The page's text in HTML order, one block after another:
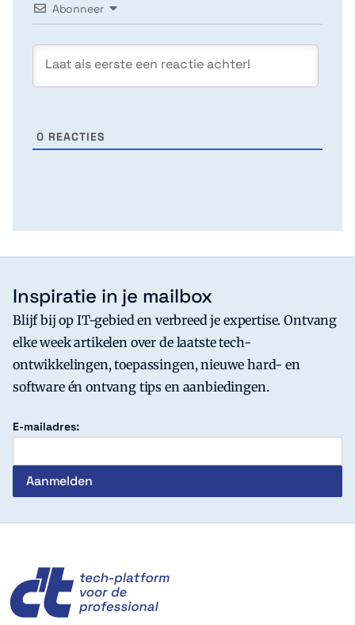
Abonneer
0 REACTIES
Inspiratie in je mailbox
Blijf bij op IT-gebied en verbreed je expertise. Ontvang
elke week artikelen over de laatste tech-
ontwikkelingen, toepassingen, nieuwe hard- en
software én ontvang tips en aanbiedingen.
E-mailadres: